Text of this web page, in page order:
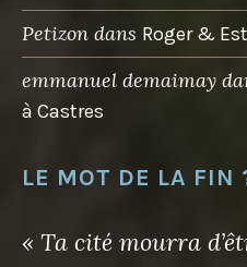
Petizon dans Roger &
emmanuel demaimay
à Castres
LE MOT DE LA FIN
« Ta cité mourra